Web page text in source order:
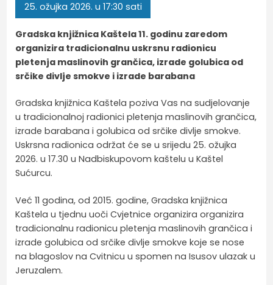
25. ožujka 2026. u 17:30 sati
Gradska knjižnica Kaštela 11. godinu zaredom
organizira tradicionalnu uskrsnu radionicu
pletenja maslinovih grančica, izrade golubica od
srčike divlje smokve i izrade barabana
Gradska knjižnica Kaštela poziva Vas na sudjelovanje
u tradicionalnoj radionici pletenja maslinovih grančica,
izrade barabana i golubica od srčike divlje smokve.
Uskrsna radionica održat će se u srijedu 25. ožujka
2026. u 17.30 u Nadbiskupovom kaštelu u Kaštel
Sućurcu.
Već 11 godina, od 2015. godine, Gradska knjižnica
Kaštela u tjednu uoči Cvjetnice organizira organizira
tradicionalnu radionicu pletenja maslinovih grančica i
izrade golubica od srčike divlje smokve koje se nose
na blagoslov na Cvitnicu u spomen na Isusov ulazak u
Jeruzalem.